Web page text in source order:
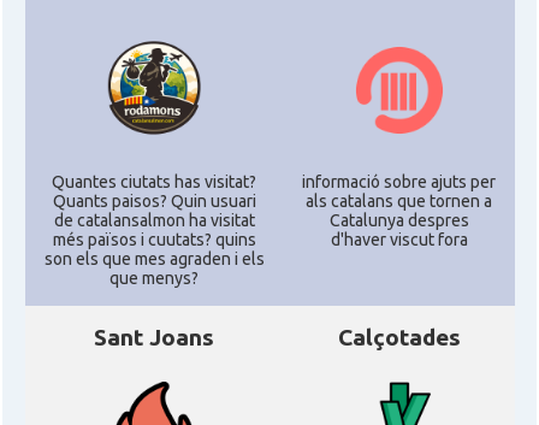
Quantes ciutats has visitat?
Quants paisos? Quin usuari
de catalansalmon ha visitat
més països i cuutats? quins
son els que mes agraden i els
que menys?
informació sobre ajuts per
als catalans que tornen a
Catalunya despres
d'haver viscut fora
Sant Joans Calçotades